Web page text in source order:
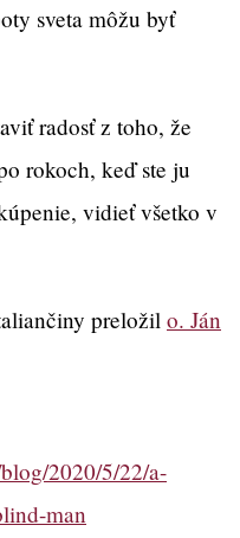
sveta môžu byť
radosť z toho, že
rokoch, keď ste ju
vidieť všetko v
preložil o. Ján
2020/5/22/a-
man